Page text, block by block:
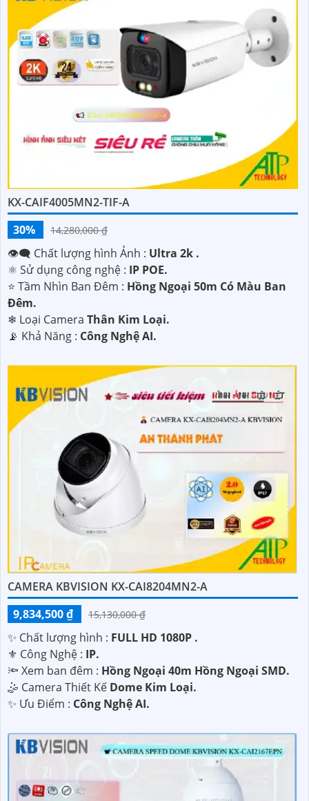
KX-CAIF4005MN2-TIF-A
30%
14,280,000 ₫
👁️‍🗨 Chất lượng hình Ảnh : Ultra 2k .
⚛️ Sử dụng công nghệ : IP POE.
⭐ Tầm Nhìn Ban Đêm : Hồng Ngoại 50m Có Màu Ban
Đêm.
❄ Loại Camera Thân Kim Loại.
️📡 Khả Năng : Công Nghệ AI.
CAMERA KBVISION KX-CAI8204MN2-A
9,834,500 ₫
15,130,000 ₫
✨ Chất lượng hình : FULL HD 1080P .
⚜️ Công Nghệ : IP.
🔦 Xem ban đêm : Hồng Ngoại 40m Hồng Ngoại SMD.
🤹 Camera Thiết Kế Dome Kim Loại.
️✨ Ưu Điểm : Công Nghệ AI.